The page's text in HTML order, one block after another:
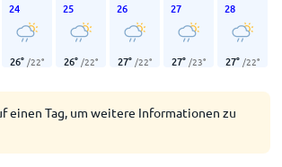
24
26° /22°
25
26° /22°
26
27° /22°
27
27° /23°
28
27° /22°
einen Tag, um weitere Informationen zu